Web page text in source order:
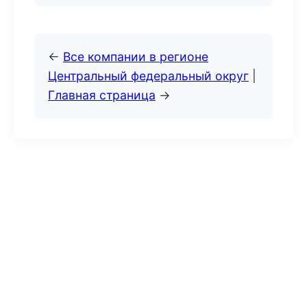
← Все компании в регионе
Центральный федеральный округ
Главная страница →